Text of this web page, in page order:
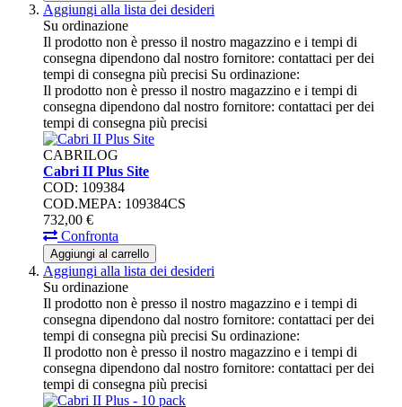
Aggiungi alla lista dei desideri
Su ordinazione
Il prodotto non è presso il nostro magazzino e i tempi di
consegna dipendono dal nostro fornitore: contattaci per dei
tempi di consegna più precisi Su ordinazione:
Il prodotto non è presso il nostro magazzino e i tempi di
consegna dipendono dal nostro fornitore: contattaci per dei
tempi di consegna più precisi
CABRILOG
Cabri II Plus Site
COD: 109384
COD.MEPA: 109384CS
732,00 €
Confronta
Aggiungi al carrello
Aggiungi alla lista dei desideri
Su ordinazione
Il prodotto non è presso il nostro magazzino e i tempi di
consegna dipendono dal nostro fornitore: contattaci per dei
tempi di consegna più precisi Su ordinazione:
Il prodotto non è presso il nostro magazzino e i tempi di
consegna dipendono dal nostro fornitore: contattaci per dei
tempi di consegna più precisi